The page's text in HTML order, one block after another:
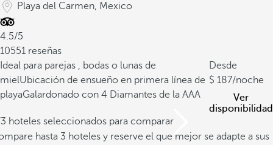
Playa del Carmen, Mexico
4.5/5
10551 reseñas
Ideal para parejas , bodas o lunas de
mielUbicación de ensueño en primera línea de
playaGalardonado con 4 Diamantes de la AAA
Desde
187/noche
Ver
disponibilidad
hoteles seleccionados para comparar
hasta 3 hoteles y reserve el que mejor se adapte a sus